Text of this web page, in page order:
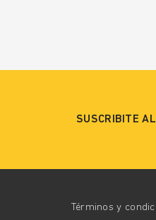
SUSCRIBITE
Términos y